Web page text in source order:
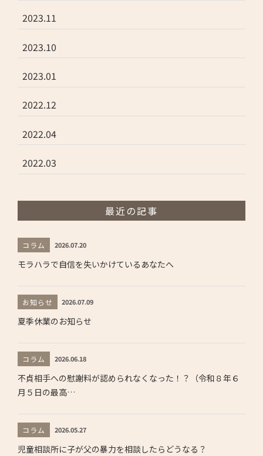
2023.11
2023.10
2023.01
2022.12
2022.04
2022.03
最近の記事
コラム 2026.07.20
モラハラで自信を失いかけているあなたへ
お知らせ 2026.07.09
夏季休業のお知らせ
コラム 2026.06.18
不貞相手への慰謝料が認められなくなった！？（令和８年６
月５日の最高…
コラム 2026.05.27
児童相談所に子が父の暴力を相談したらどうなる？